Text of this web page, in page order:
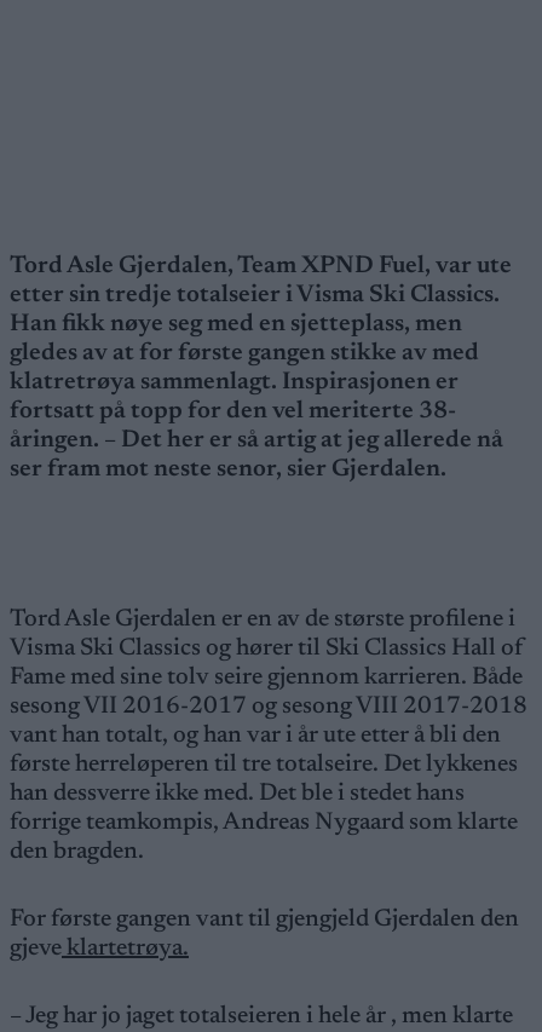
Tord Asle Gjerdalen, Team XPND Fuel, var ute
etter sin tredje totalseier i Visma Ski Classics.
Han fikk nøye seg med en sjetteplass, men
gledes av at for første gangen stikke av med
klatretrøya sammenlagt. Inspirasjonen er
fortsatt på topp for den vel meriterte 38-
åringen. – Det her er så artig at jeg allerede nå
ser fram mot neste senor, sier Gjerdalen.
Tord Asle Gjerdalen er en av de største profilene i
Visma Ski Classics og hører til Ski Classics Hall of
Fame med sine tolv seire gjennom karrieren. Både
sesong VII 2016-2017 og sesong VIII 2017-2018
vant han totalt, og han var i år ute etter å bli den
første herreløperen til tre totalseire. Det lykkenes
han dessverre ikke med. Det ble i stedet hans
forrige teamkompis, Andreas Nygaard som klarte
den bragden.
For første gangen vant til gjengjeld Gjerdalen den
gjeve klartetrøya.
– Jeg har jo jaget totalseieren i hele år , men klarte